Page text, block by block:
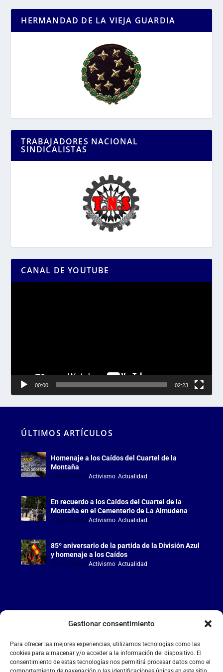
Gestionar consentimiento
Para ofrecer las mejores experiencias, utilizamos tecnologías como las
cookies para almacenar y/o acceder a la información del dispositivo. El
consentimiento de estas tecnologías nos permitirá procesar datos como el
HERMANDAD DE LA VIEJA GUARDIA
TRABAJADORES NACIONAL
SINDICALISTAS
CANAL DE YOUTUBE
00:00 02:23
ÚLTIMOS ARTÍCULOS
Homenaje a los Caídos del Cuartel de la
Montaña
Jul 18, 2026 |Activismo,Actualidad
En recuerdo a los Caídos del Cuartel de la
Montaña en el Cementerio de La Almudena
Jul 18, 2026 |Activismo,Actualidad
85º aniversario de la partida de la División Azul
y homenaje a los Caídos
Jul 15, 2026 |Activismo,Actualidad
LA FALANGE
Reproductor
de